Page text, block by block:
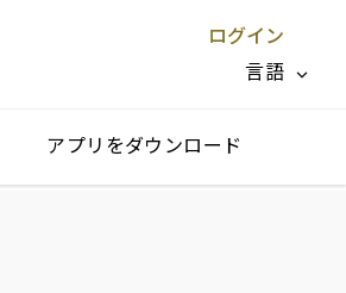
ログイン
言語
閉じる X
アプリをダウンロード